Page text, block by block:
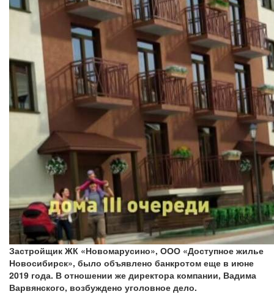
Застройщик ЖК «Новомарусино», ООО «Доступное жилье
Новосибирск», было объявлено банкротом еще в июне
2019 года. В отношении же директора компании, Вадима
Варвянского, возбуждено уголовное дело.